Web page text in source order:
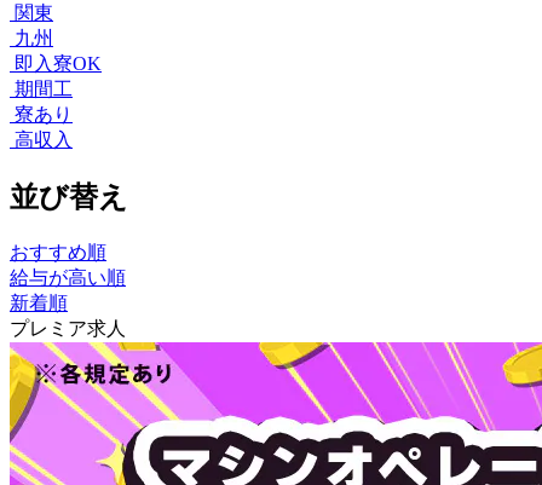
関東
九州
即入寮OK
期間工
寮あり
高収入
並び替え
おすすめ順
給与が高い順
新着順
プレミア求人